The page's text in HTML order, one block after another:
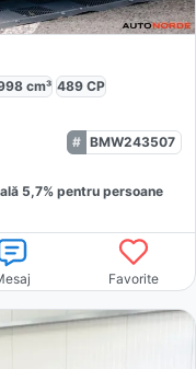
cm³ 489 CP
BMW243507
5,7% pentru persoane
Favorite